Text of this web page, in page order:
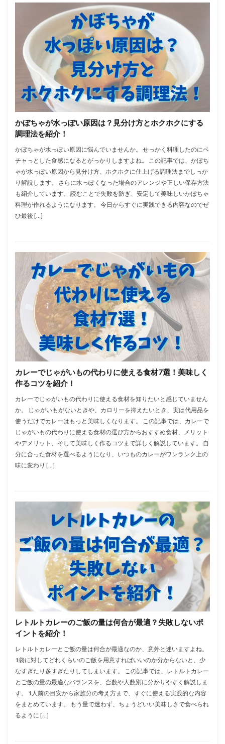
かぼちゃが水っぽい原因は？見分け方とホクホクにする
調理法を紹介！
かぼちゃが水っぽい原因に悩んでいませんか。 せっかく料理したのにベ
チャっとした食感になるとがっかりしますよね。 この記事では、かぼち
ゃが水っぽい原因から見分け方、ホクホクに仕上げる調理法までしっか
り解説します。 さらに水っぽくなった場合のアレンジや正しい保存方法
も紹介しています。 読むことで失敗を防ぎ、安定して美味しいかぼちゃ
料理が作れるようになります。 今日からすぐに実践できる内容なのでぜ
ひ最後 […]
カレーでじゃがいもの代わりに使える食材7選！美味しく
作るコツを紹介！
カレーでじゃがいもの代わりに使える食材を知りたいと感じていません
か。 じゃがいもがないときや、カロリーを抑えたいとき、実は代用品を
使うだけでカレーはもっと美味しくなります。 この記事では、カレーで
じゃがいもの代わりに使える食材の選び方からおすすめ食材、メリット
やデメリット、そして美味しく作るコツまで詳しく解説しています。 自
分に合った食材を選べるようになり、いつものカレーがワンランク上の
味に変わり […]
レトルトカレーのご飯の量は何合が最適？失敗しないポ
イントを紹介！
レトルトカレーとご飯の量は何合が最適なのか、意外と迷いますよね。
1袋に対してどれくらいのご飯を用意すればいいのか分からないと、少
なすぎたり多すぎたりしてしまいます。 この記事では、レトルトカレー
とご飯の量の最適なバランスを、合数や人数別に分かりやすく解説しま
す。 1人前の目安から家族分の考え方まで、すぐに使える実践的な内容
をまとめています。 もう量で迷わず、ちょうどいい美味しさで食べられ
るように […]